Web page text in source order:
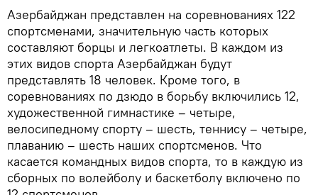
Азербайджан представлен на соревнованиях 122
спортсменами, значительную часть которых
составляют борцы и легкоатлеты. В каждом из
этих видов спорта Азербайджан будут
представлять 18 человек. Кроме того, в
соревнованиях по дзюдо в борьбу включились 12,
художественной гимнастике – четыре,
велосипедному спорту – шесть, теннису – четыре,
плаванию – шесть наших спортсменов. Что
касается командных видов спорта, то в каждую из
сборных по волейболу и баскетболу включено по